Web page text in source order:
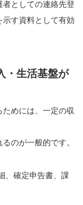
者としての連絡先登
す資料として有効
・生活基盤が
めには、一定の収
のが一般的です。
、確定申告書、課